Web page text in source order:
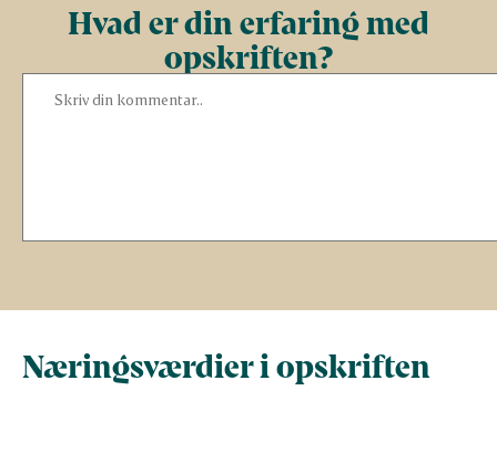
Hvad er din erfaring med
opskriften?
Næringsværdier i opskriften